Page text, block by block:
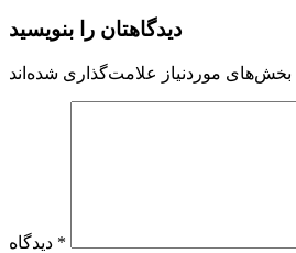
دیدگاهتان را بنویسید
*